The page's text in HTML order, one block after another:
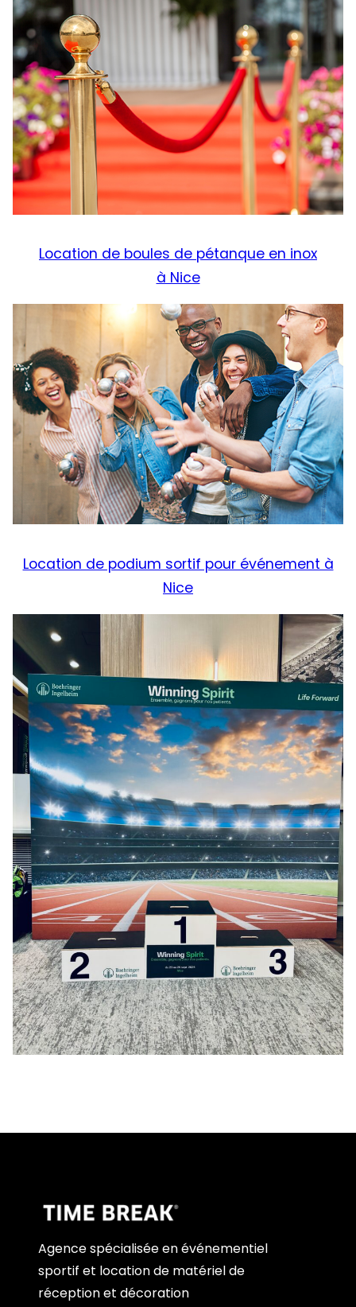
Location de boules de pétanque en inox
à Nice
Location de podium sortif pour événement à
Nice
Agence spécialisée en événementiel
sportif et location de matériel de
réception et décoration